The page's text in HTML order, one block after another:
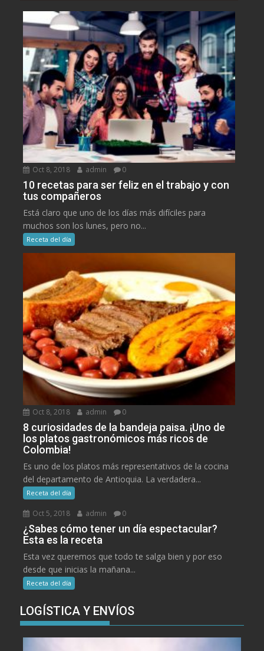
Oct 8, 2018 admin 0
10 recetas para ser feliz en el trabajo y con
tus compañeros
Está claro que uno de los días más difíciles para
muchos son los lunes, pero no...
Receta del día
Oct 8, 2018 admin 0
8 curiosidades de la bandeja paisa. ¡Uno de
los platos gastronómicos más ricos de
Colombia!
Es uno de los platos más representativos de la cocina
del departamento de Antioquia. La verdadera...
Receta del día
Oct 5, 2018 admin 0
¿Sabes cómo tener un día espectacular?
Esta es la receta
Esta vez queremos que todo te salga bien y por eso
desde que inicias la mañana...
Receta del día
LOGÍSTICA Y ENVÍOS